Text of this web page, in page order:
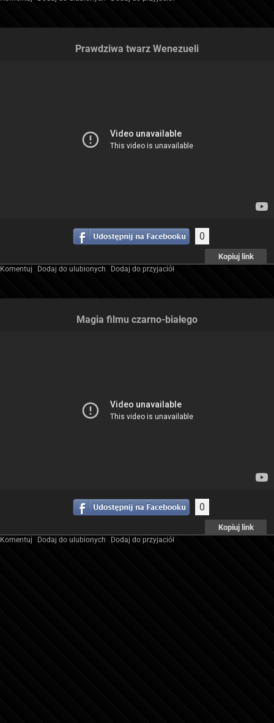
Prawdziwa twarz Wenezueli
0
Kopiuj link
Komentuj Dodaj do ulubionych Dodaj do przyjaciół
Magia filmu czarno-białego
0
Kopiuj link
Komentuj Dodaj do ulubionych Dodaj do przyjaciół